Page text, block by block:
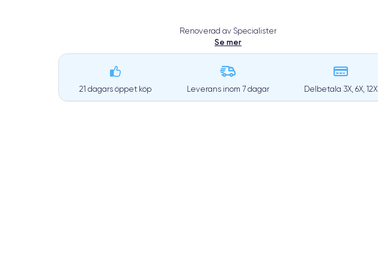
Renoverad av Specialister
Se mer
21 dagars öppet köp Leverans inom 7 dagar Delbetala 3X, 6X, 12X